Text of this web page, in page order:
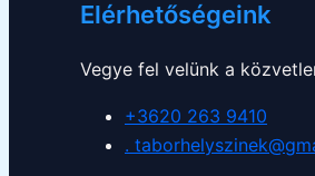
Elérhetőségeink
Vegye fel velünk a
+3620 263 9410
.